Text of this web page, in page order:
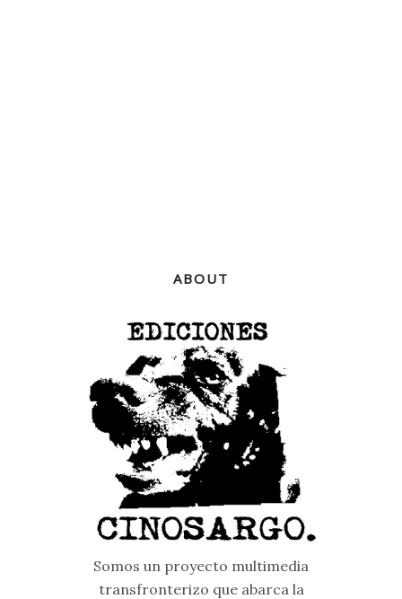
ABOUT
Somos un proyecto multimedia
transfronterizo que abarca la